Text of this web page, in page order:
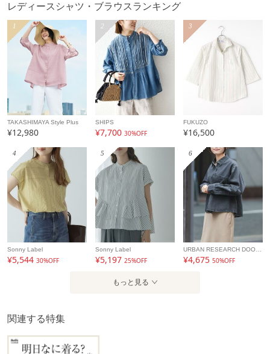
レディースシャツ・ブラウスランキング
1
TAKASHIMAYA Style Plus
¥12,980
2
SHIPS
¥7,70030%OFF
3
FUKUZO
¥16,500
4
Sonny Label
¥5,544 30%OFF
5
Sonny Label
¥5,19725%OFF
6
URBAN RESEARCH DOORS
¥4,67550%OFF
もっと見る
関連する特集